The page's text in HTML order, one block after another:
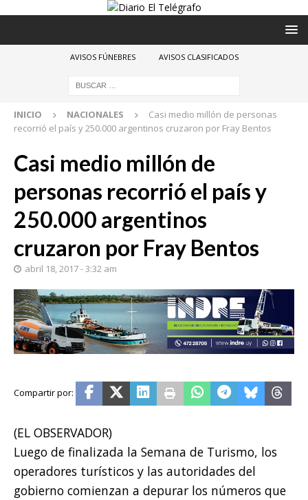
AVISOS FÚNEBRES AVISOS CLASIFICADOS
INICIO NACIONALES
Casi medio millón de personas
recorrió el país y 250.000 argentinos cruzaron por Fray Bentos
Casi medio millón de
personas recorrió el país y
250.000 argentinos
cruzaron por Fray Bentos
abril 18, 2017 - 3:32 am
(EL OBSERVADOR)
Luego de finalizada la Semana de Turismo, los
operadores turísticos y las autoridades del
gobierno comienzan a depurar los números que